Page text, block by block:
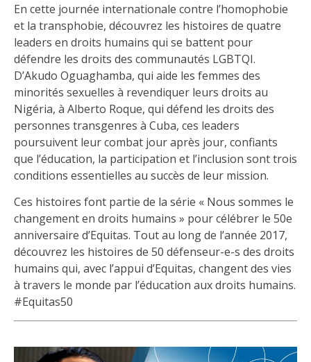
En cette journée internationale contre l’homophobie
et la transphobie, découvrez les histoires de quatre
leaders en droits humains qui se battent pour
défendre les droits des communautés LGBTQI.
D’Akudo Oguaghamba, qui aide les femmes des
minorités sexuelles à revendiquer leurs droits au
Nigéria, à Alberto Roque, qui défend les droits des
personnes transgenres à Cuba, ces leaders
poursuivent leur combat jour après jour, confiants
que l’éducation, la participation et l’inclusion sont trois
conditions essentielles au succès de leur mission.
Ces histoires font partie de la série « Nous sommes le
changement en droits humains » pour célébrer le 50e
anniversaire d’Equitas. Tout au long de l’année 2017,
découvrez les histoires de 50 défenseur-e-s des droits
humains qui, avec l’appui d’Equitas, changent des vies
à travers le monde par l’éducation aux droits humains.
#Equitas50